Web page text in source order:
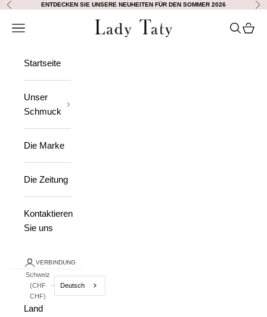
Zum Inhalt springen
Vorherige ENTDECKEN SIE UNSERE NEUHEITEN FÜR DEN SOMMER 2026
Lady Taty
Navigation öffnen Suche
Startseite
Unser
Schmuck
Die Marke
Die Zeitung
Kontaktieren
Sie uns
VERBINDUNG
Schweiz
(CHF
CHF)
Deutsch
Land